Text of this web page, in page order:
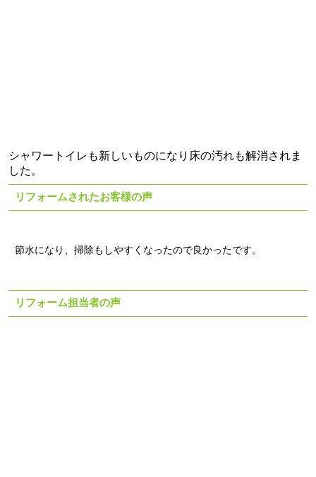
シャワートイレも新しいものになり床の汚れも解消されま
した。
リフォームされたお客様の声
節水になり、掃除もしやすくなったので良かったです。
リフォーム担当者の声